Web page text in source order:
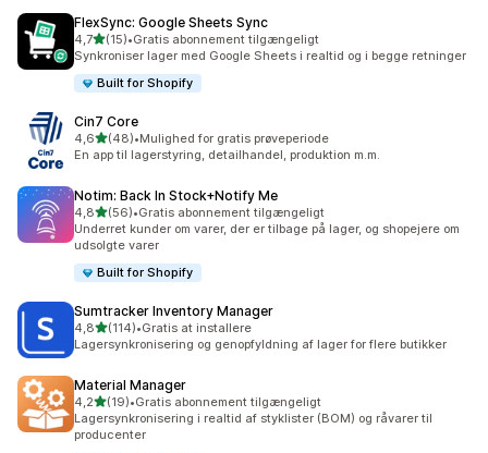
FlexSync: Google Sheets Sync
4,7ud af 5 stjerner
(15)
15 anmeldelser i alt
•Gratis abonnement tilgængeligt
Synkroniser lager med Google Sheets i realtid og i begge retninger
Built for Shopify
Cin7 Core
4,6ud af 5 stjerner
(48)
48 anmeldelser i alt
•Mulighed for gratis prøveperiode
En app til lagerstyring, detailhandel, produktion m.m.
Notim: Back In Stock+Notify Me
4,8ud af 5 stjerner
(56)
56 anmeldelser i alt
•Gratis abonnement tilgængeligt
Underret kunder om varer, der er tilbage på lager, og shopejere om
udsolgte varer
Built for Shopify
Sumtracker Inventory Manager
4,8ud af 5 stjerner
(114)
114 anmeldelser i alt
•Gratis at installere
Lagersynkronisering og genopfyldning af lager for flere butikker
Material Manager
4,2ud af 5 stjerner
(19)
19 anmeldelser i alt
•Gratis abonnement tilgængeligt
Lagersynkronisering i realtid af styklister (BOM) og råvarer til
producenter